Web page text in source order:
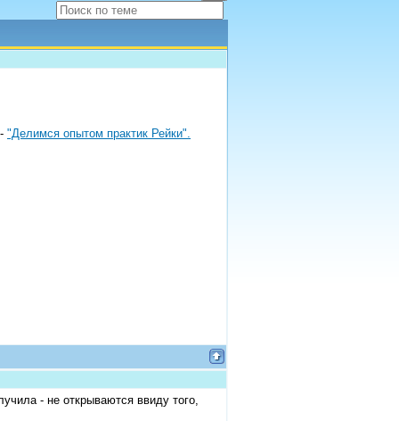
"Делимся опытом практик Рейки".
- не открываются ввиду того,